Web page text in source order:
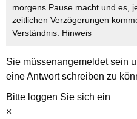
morgens Pause macht und es,
zeitlichen Verzögerungen
Verständnis. Hinweis
Sie müssenangemeldetsein
eine Antwort schreiben zu
Bitte loggen Sie sich ein
×